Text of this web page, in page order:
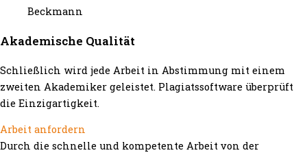
Akademische Qualität
Schließlich wird jede Arbeit in Abstimmung mit einem
zweiten Akademiker geleistet. Plagiatssoftware überprüft
die Einzigartigkeit.
Arbeit anfordern
Durch die schnelle und kompetente Arbeit von der